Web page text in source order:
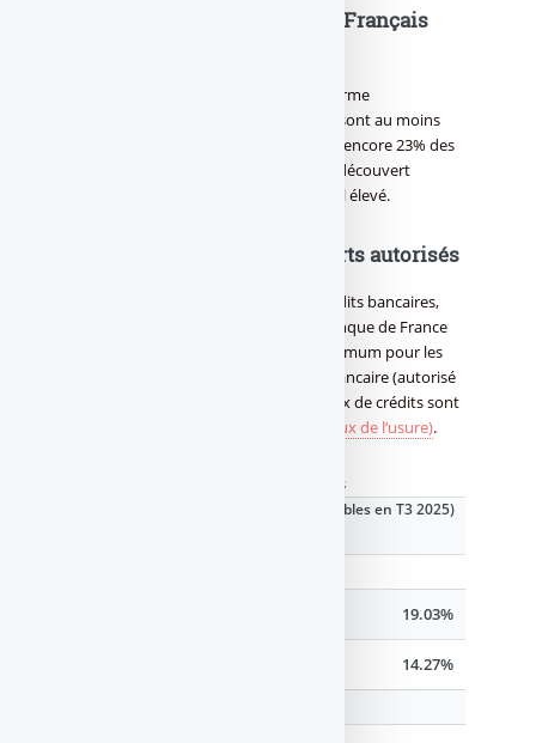
Découvert autorisé : 23% des Français
Selon les chiffres publiés par la plateforme
Panoramabanques, 60% des Français sont au moins
une fois dans le rouge dans l’année, et encore 23% des
Français dépassent le plafond de leur découvert
autorisé tous les mois. Un coût au final élevé.
Taux appliqués aux découverts autorisés
Les découverts autorisés sont des crédits bancaires,
appliquant des taux très élevés. La Banque de France
publie chaque trimestre des taux maximum pour les
découverts autorisés. Un découvert bancaire (autorisé
ou non) est un crédit bancaire. Les taux de crédits sont
seuils d’usure (ie. taux de l’usure).
Repères Taux Intérêts
Taux de découverts bancaires (applicables en T3 2025)
19.03%
14.27%